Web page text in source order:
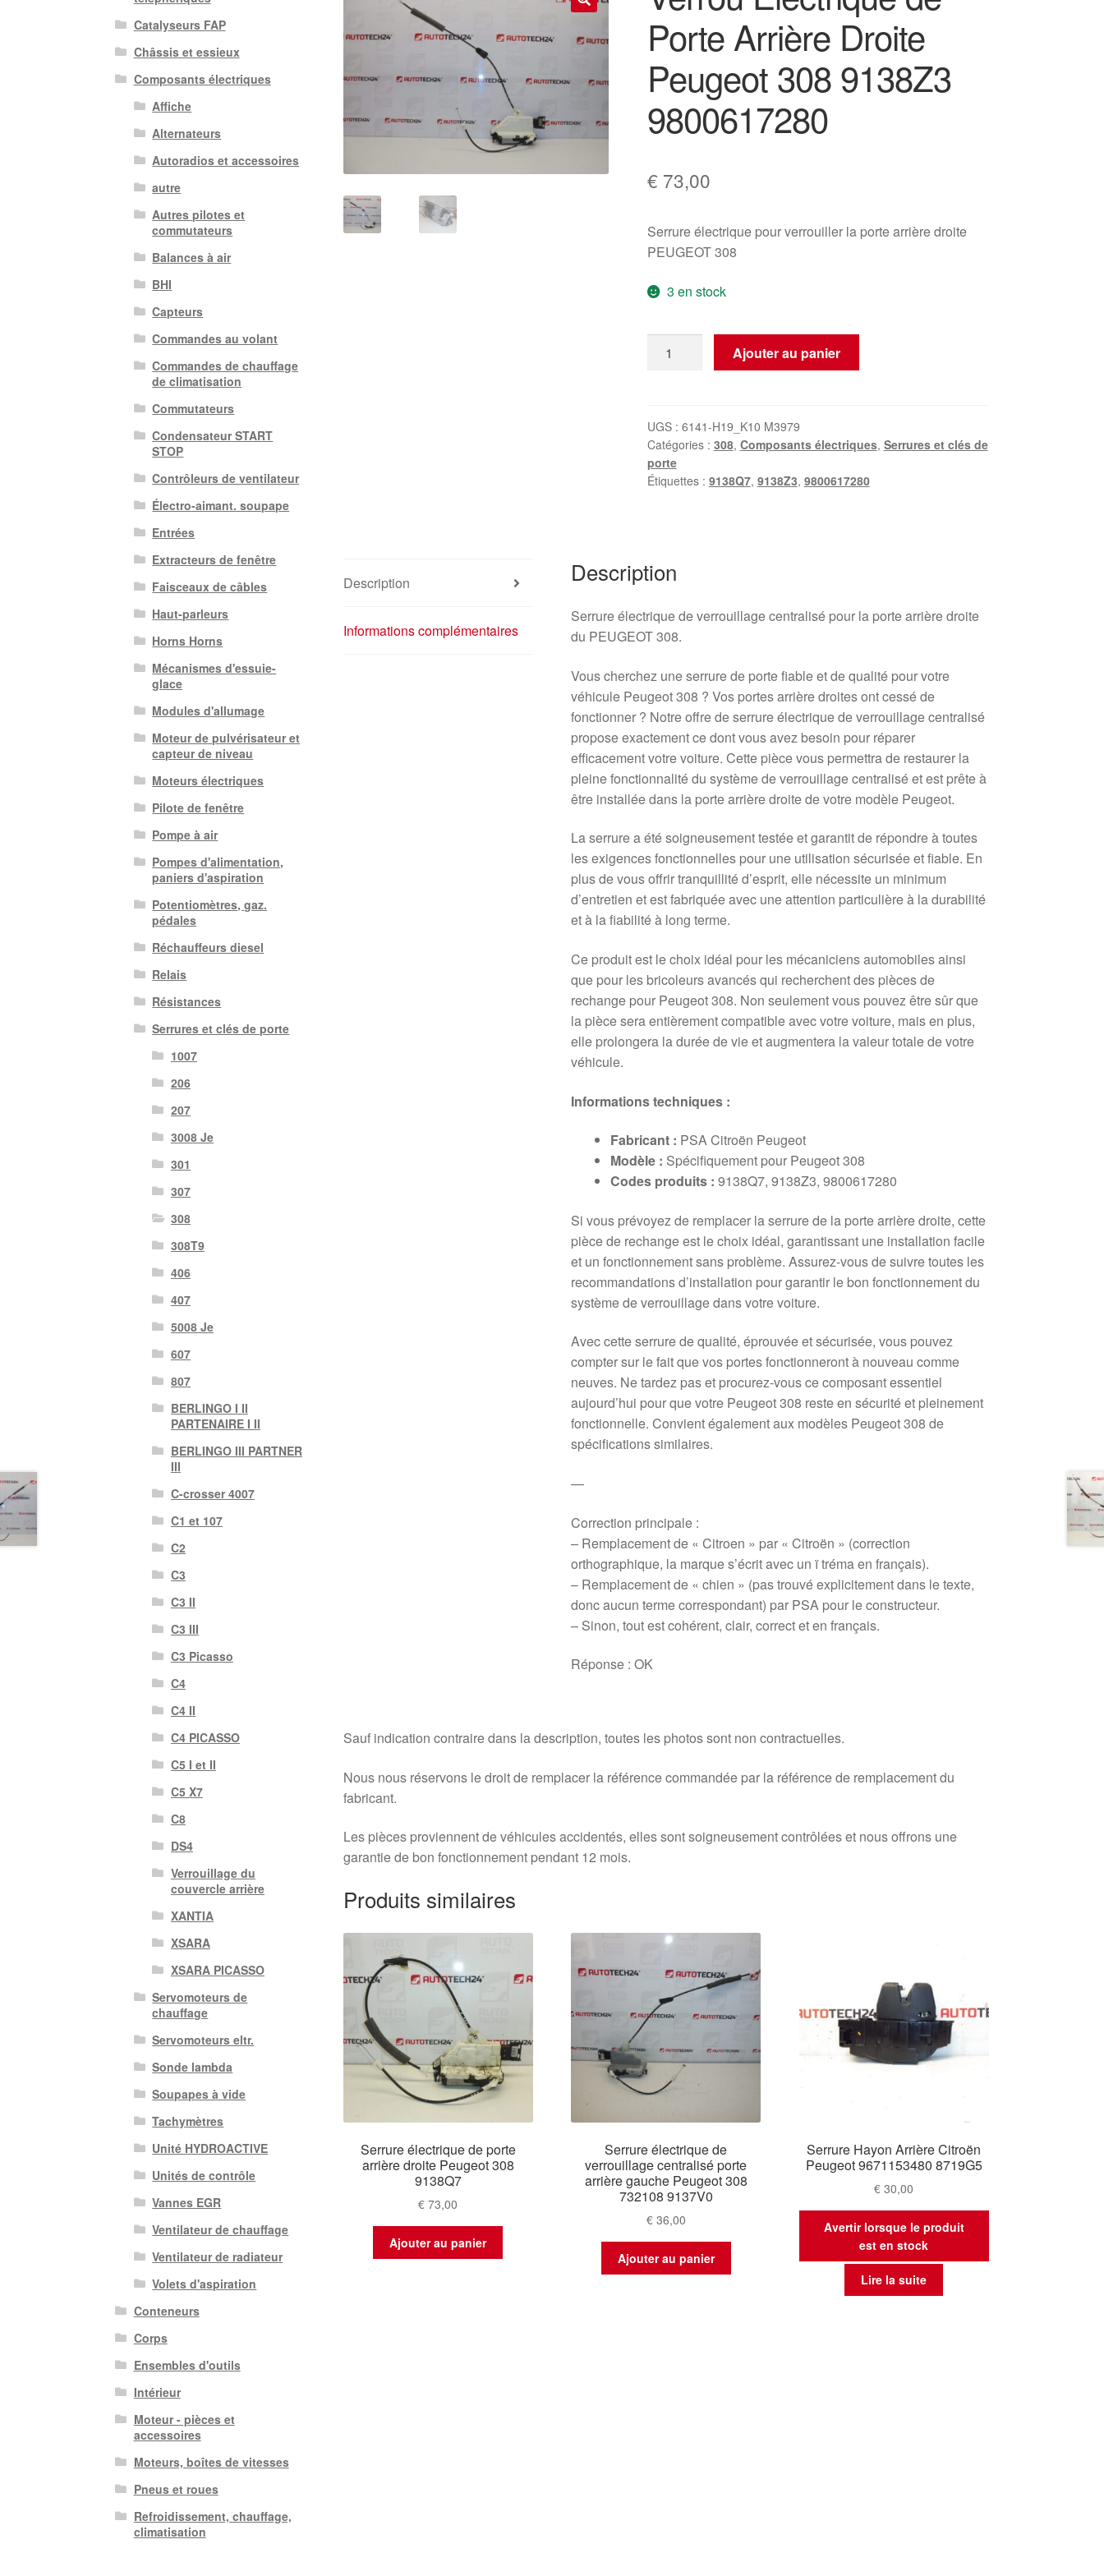
Porte Arrière Droite
Peugeot 308 9138Z3
9800617280
€ 73,00
Serrure électrique pour verrouiller la porte arrière droite
PEUGEOT 308
3 en stock
de
Porte
Arrière
Droite
9800617280
Ajouter au panier
UGS : 6141-H19_K10 M3979
Catégories : 308, Composants électriques, Serrures et clés de
porte
Étiquettes : 9138Q7, 9138Z3, 9800617280
Description
Informations complémentaires
Description
Serrure électrique de verrouillage centralisé pour la porte arrière droite
du PEUGEOT 308.
Vous cherchez une serrure de porte fiable et de qualité pour votre
véhicule Peugeot 308 ? Vos portes arrière droites ont cessé de
fonctionner ? Notre offre de serrure électrique de verrouillage centralisé
propose exactement ce dont vous avez besoin pour réparer
efficacement votre voiture. Cette pièce vous permettra de restaurer la
pleine fonctionnalité du système de verrouillage centralisé et est prête à
être installée dans la porte arrière droite de votre modèle Peugeot.
La serrure a été soigneusement testée et garantit de répondre à toutes
les exigences fonctionnelles pour une utilisation sécurisée et fiable. En
plus de vous offrir tranquillité d’esprit, elle nécessite un minimum
d’entretien et est fabriquée avec une attention particulière à la durabilité
et à la fiabilité à long terme.
Ce produit est le choix idéal pour les mécaniciens automobiles ainsi
que pour les bricoleurs avancés qui recherchent des pièces de
rechange pour Peugeot 308. Non seulement vous pouvez être sûr que
la pièce sera entièrement compatible avec votre voiture, mais en plus,
elle prolongera la durée de vie et augmentera la valeur totale de votre
véhicule.
Informations techniques :
Fabricant : PSA Citroën Peugeot
Modèle : Spécifiquement pour Peugeot 308
Codes produits : 9138Q7, 9138Z3, 9800617280
Si vous prévoyez de remplacer la serrure de la porte arrière droite, cette
pièce de rechange est le choix idéal, garantissant une installation facile
et un fonctionnement sans problème. Assurez-vous de suivre toutes les
recommandations d’installation pour garantir le bon fonctionnement du
système de verrouillage dans votre voiture.
Avec cette serrure de qualité, éprouvée et sécurisée, vous pouvez
compter sur le fait que vos portes fonctionneront à nouveau comme
neuves. Ne tardez pas et procurez-vous ce composant essentiel
aujourd’hui pour que votre Peugeot 308 reste en sécurité et pleinement
fonctionnelle. Convient également aux modèles Peugeot 308 de
spécifications similaires.
—
Correction principale :
– Remplacement de « Citroen » par « Citroën » (correction
orthographique, la marque s’écrit avec un ï tréma en français).
– Remplacement de « chien » (pas trouvé explicitement dans le texte,
donc aucun terme correspondant) par PSA pour le constructeur.
– Sinon, tout est cohérent, clair, correct et en français.
Réponse : OK
Sauf indication contraire dans la description, toutes les photos sont non contractuelles.
Nous nous réservons le droit de remplacer la référence commandée par la référence de remplacement du
fabricant.
Les pièces proviennent de véhicules accidentés, elles sont soigneusement contrôlées et nous offrons une
garantie de bon fonctionnement pendant 12 mois.
Produits similaires
Serrure électrique de porte
arrière droite Peugeot 308
9138Q7
€ 73,00
Ajouter au panier
Serrure électrique de
verrouillage centralisé porte
arrière gauche Peugeot 308
732108 9137V0
€36,00
Ajouter au panier
Serrure Hayon Arrière Citroën
Peugeot 9671153480 8719G5
€ 30,00
Avertir lorsque le produit
est en stock
Lire la suite
Catalyseurs FAP
Châssis et essieux
Composants électriques
Affiche
Alternateurs
Autoradios et accessoires
autre
Autres pilotes et
commutateurs
Balances à air
BHI
Capteurs
Commandes au volant
Commandes de chauffage
de climatisation
Commutateurs
Condensateur START
STOP
Contrôleurs de ventilateur
Électro-aimant. soupape
Entrées
Extracteurs de fenêtre
Faisceaux de câbles
Haut-parleurs
Horns Horns
Mécanismes d'essuie-
glace
Modules d'allumage
Moteur de pulvérisateur et
capteur de niveau
Moteurs électriques
Pilote de fenêtre
Pompe à air
Pompes d'alimentation,
paniers d'aspiration
Potentiomètres, gaz.
pédales
Réchauffeurs diesel
Relais
Résistances
Serrures et clés de porte
1007
206
207
3008 Je
301
307
308
308T9
406
407
5008 Je
607
807
BERLINGO I II
PARTENAIRE I II
BERLINGO III PARTNER
III
C-crosser 4007
C1 et 107
C2
C3
C3 II
C3 III
C3 Picasso
C4
C4 II
C4 PICASSO
C5 I et II
C5 X7
C8
DS4
Verrouillage du
couvercle arrière
XANTIA
XSARA
XSARA PICASSO
Servomoteurs de
chauffage
Servomoteurs eltr.
Sonde lambda
Soupapes à vide
Tachymètres
Unité HYDROACTIVE
Unités de contrôle
Vannes EGR
Ventilateur de chauffage
Ventilateur de radiateur
Volets d'aspiration
Conteneurs
Corps
Ensembles d'outils
Intérieur
Moteur - pièces et
accessoires
Moteurs, boîtes de vitesses
Pneus et roues
Refroidissement, chauffage,
climatisation